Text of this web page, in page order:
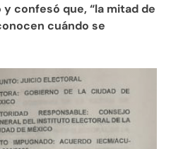
y confesó que, “la mitad de
cuándo se